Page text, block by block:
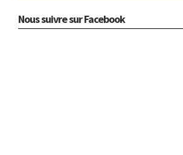
Nous suivre sur Facebook